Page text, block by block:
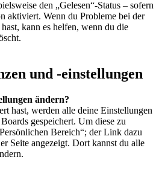
den „Gelesen“-Status – sofern
aktiviert. Wenn du Probleme bei der
kann es helfen, wenn du die
und -einstellungen
ändern?
hast, werden alle deine Einstellungen
gespeichert. Um diese zu
Bereich“; der Link dazu
Seite angezeigt. Dort kannst du alle